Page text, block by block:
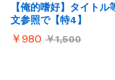
【俺的嗜好】タイトル
文参照で【特4】
￥980 ￥1,500